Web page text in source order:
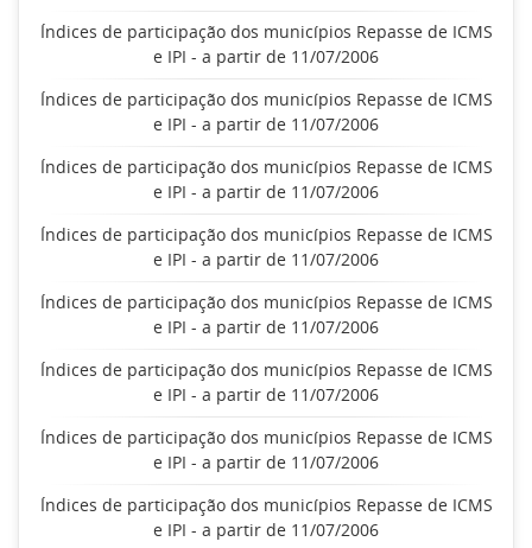
Índices de participação dos municípios Repasse de ICMS
e IPI - a partir de 11/07/2006
Índices de participação dos municípios Repasse de ICMS
e IPI - a partir de 11/07/2006
Índices de participação dos municípios Repasse de ICMS
e IPI - a partir de 11/07/2006
Índices de participação dos municípios Repasse de ICMS
e IPI - a partir de 11/07/2006
Índices de participação dos municípios Repasse de ICMS
e IPI - a partir de 11/07/2006
Índices de participação dos municípios Repasse de ICMS
e IPI - a partir de 11/07/2006
Índices de participação dos municípios Repasse de ICMS
e IPI - a partir de 11/07/2006
Índices de participação dos municípios Repasse de ICMS
e IPI - a partir de 11/07/2006